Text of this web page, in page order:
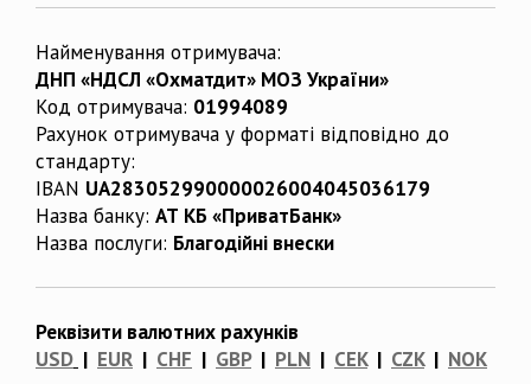
Найменування отримувача:
ДНП «НДСЛ «Охматдит» МОЗ України»
Код отримувача: 01994089
Рахунок отримувача у форматі відповідно до
стандарту:
IBAN UA283052990000026004045036179
Назва банку: АТ КБ «ПриватБанк»
Назва послуги: Благодійні внески
Реквізити валютних рахунків
USD | EUR | CHF | GBP| PLN | CEK| CZK| NOK